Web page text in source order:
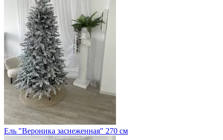
Ель "Вероника заснеженная" 270 см